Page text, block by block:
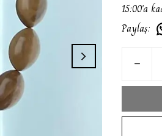
15:00'a
Paylaş: